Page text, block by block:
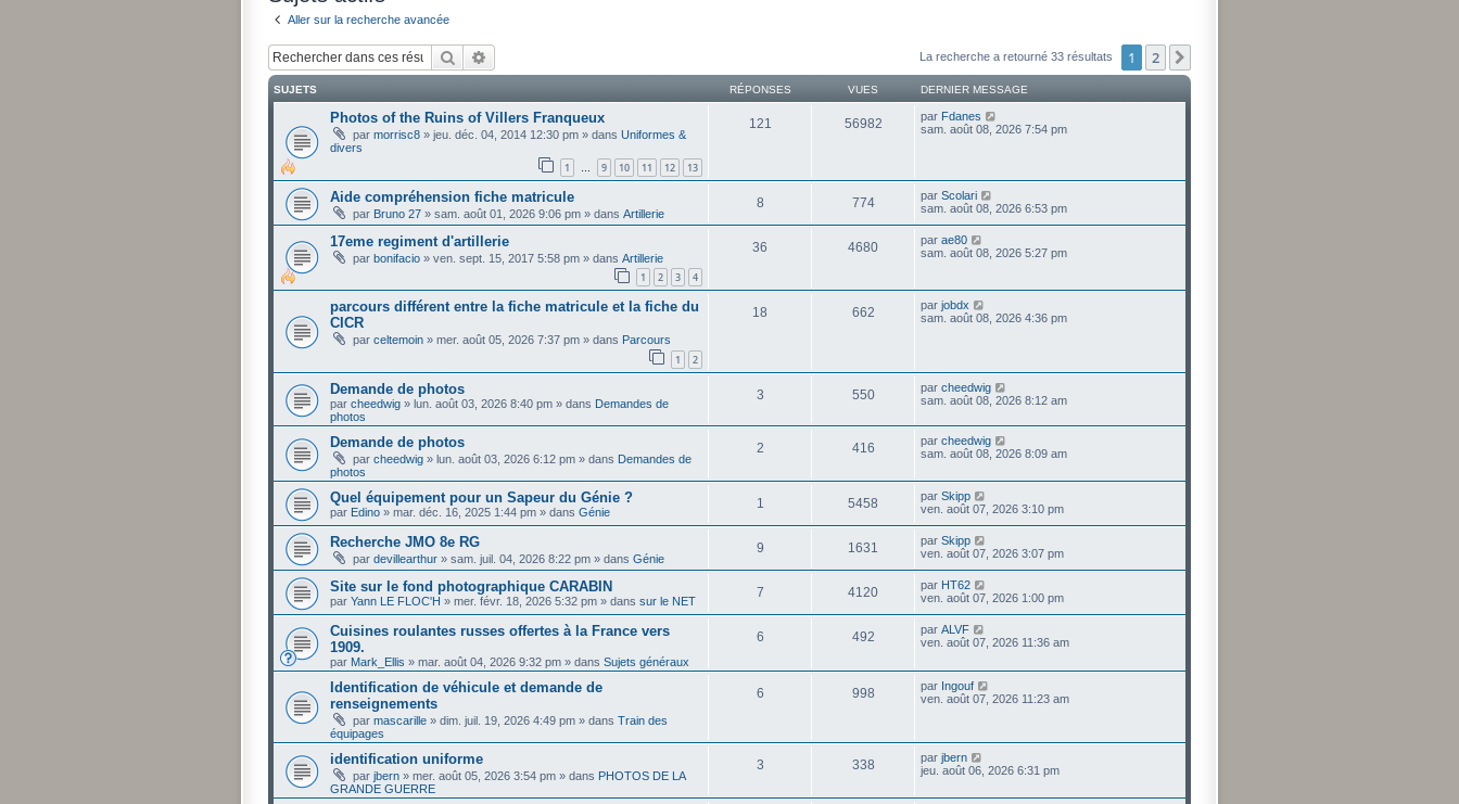
Aller sur la recherche avancée
Rechercher La recherche a retourné 33 résultats 1 2
SUJETS RÉPONSES VUES DERNIER MESSAGE
Photos of the Ruins of Villers Franqueux
par morrisc8 » jeu. déc. 04, 2014 12:30 pm » dans Uniformes &
divers
1 … 9 10 11 12 13
121 56982 par Fdanes
sam. août 08, 2026 7:54 pm
Aide compréhension fiche matricule
par Bruno 27 » sam. août 01, 2026 9:06 pm » dans Artillerie
8 774 par Scolari
sam. août 08, 2026 6:53 pm
17eme regiment d'artillerie
par bonifacio » ven. sept. 15, 2017 5:58 pm » dans Artillerie
1 2 3 4
36 4680 par ae80
sam. août 08, 2026 5:27 pm
parcours différent entre la fiche matricule et la fiche du
CICR
par celtemoin » mer. août 05, 2026 7:37 pm » dans Parcours
1 2
18 662 par jobdx
sam. août 08, 2026 4:36 pm
Demande de photos
par cheedwig » lun. août 03, 2026 8:40 pm » dans Demandes de
photos
3 550 par cheedwig
sam. août 08, 2026 8:12 am
Demande de photos
par cheedwig » lun. août 03, 2026 6:12 pm » dans Demandes de
photos
2 416 par cheedwig
sam. août 08, 2026 8:09 am
Quel équipement pour un Sapeur du Génie ?
par Edino » mar. déc. 16, 2025 1:44 pm » dans Génie
1 5458 par Skipp
ven. août 07, 2026 3:10 pm
Recherche JMO 8e RG
par devillearthur » sam. juil. 04, 2026 8:22 pm » dans Génie
9 1631 par Skipp
ven. août 07, 2026 3:07 pm
Site sur le fond photographique CARABIN
par Yann LE FLOC'H » mer. févr. 18, 2026 5:32 pm » dans sur le NET
7 4120 par HT62
ven. août 07, 2026 1:00 pm
Cuisines roulantes russes offertes à la France vers
1909.
par Mark_Ellis » mar. août 04, 2026 9:32 pm » dans Sujets généraux
6 492 par ALVF
ven. août 07, 2026 11:36 am
Identification de véhicule et demande de
renseignements
par mascarille » dim. juil. 19, 2026 4:49 pm » dans Train des
équipages
6 998 par Ingouf
ven. août 07, 2026 11:23 am
identification uniforme
par jbern » mer. août 05, 2026 3:54 pm » dans PHOTOS DE LA
GRANDE GUERRE
3 338 par jbern
jeu. août 06, 2026 6:31 pm